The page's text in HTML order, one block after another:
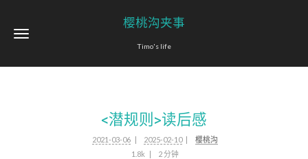
樱桃沟夹事
Timo's life
<潜规则>读后感
2021-03-06 2025-02-10
樱桃沟
1.8k
2 分钟